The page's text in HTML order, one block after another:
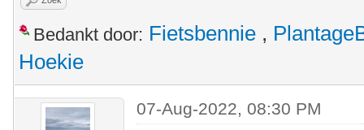
Bedankt door: Fietsbennie ,
Hoekie
07-Aug-2022, 08:30 PM